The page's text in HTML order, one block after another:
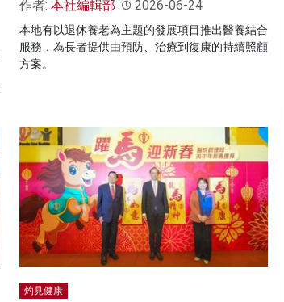
作者: 本社編輯部 2026-06-24
本地有以退休養老為主題的發展項目推出醫養結合
服務，為長者提供由預防、治療到復康的持續照顧
方案。
灼見健康